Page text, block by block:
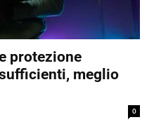
protezione
meglio
0